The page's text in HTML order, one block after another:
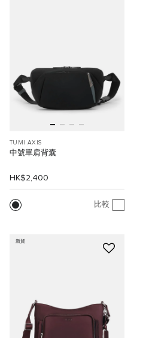
TUMI AXIS
中號單肩背囊
HK$2,400
比較
新貨